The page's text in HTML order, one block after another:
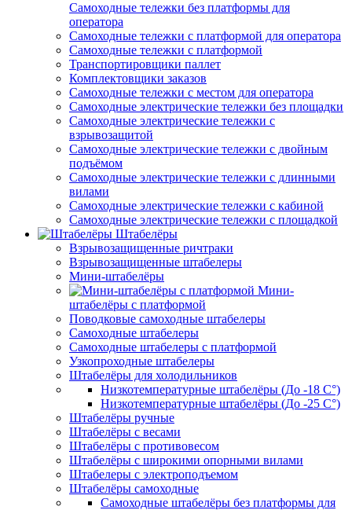
Самоходные тележки без платформы для
оператора
Самоходные тележки с платформой для оператора
Самоходные тележки с платформой
Транспортировщики паллет
Комплектовщики заказов
Самоходные тележки с местом для оператора
Самоходные электрические тележки без площадки
Самоходные электрические тележки с
взрывозащитой
Самоходные электрические тележки с двойным
подъёмом
Самоходные электрические тележки с длинными
вилами
Самоходные электрические тележки с кабиной
Самоходные электрические тележки с площадкой
Штабелёры
Взрывозащищенные ричтраки
Взрывозащищенные штабелеры
Мини-штабелёры
Мини-
штабелёры с платформой
Поводковые самоходные штабелеры
Самоходные штабелеры
Самоходные штабелеры с платформой
Узкопроходные штабелеры
Штабелёры для холодильников
Низкотемпературные штабелёры (До -18 C°)
Низкотемпературные штабелёры (До -25 C°)
Штабелёры ручные
Штабелёры с весами
Штабелёры с противовесом
Штабелёры с широкими опорными вилами
Штабелеры с электроподъемом
Штабелёры самоходные
Самоходные штабелёры без платформы для